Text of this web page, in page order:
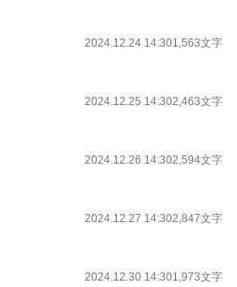
2024.12.24 14:301,563文字
2024.12.25 14:302,463文字
2024.12.26 14:302,594文字
2024.12.27 14:302,847文字
2024.12.30 14:301,973文字